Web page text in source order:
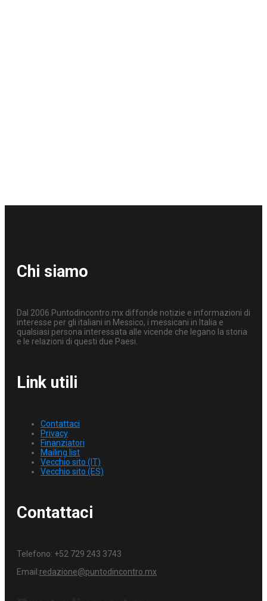
Chi siamo
Dal 2006 Puntodincontro.mx diffonde notizie e informazioni di
interesse per gli italiani in Messico, i messicani in Italia e
qualsiasi persona interessata alle vicende che legano la storia
e le relazioni di questi due Paesi.
Link utili
Contattaci
Privacy
Finanziatori
Mailing list
Vecchio sito (IT)
Vecchio sito (ES)
Contattaci
Telefono: +52 729 243 3743
Email:redazione@puntodincontro.mx